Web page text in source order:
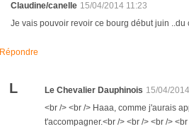
Claudine/canelle 15/04/2014 11:23
Je vais pouvoir revoir ce bourg début juin
Répondre
L Le Chevalier Dauphinois 15/04/
<br /> <br /> Haaa, comme j'aurais
t'accompagner.<br /> <br /> <br /> <br